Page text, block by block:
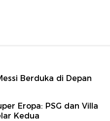
Berduka di Depan
Eropa: PSG dan Villa
Kedua